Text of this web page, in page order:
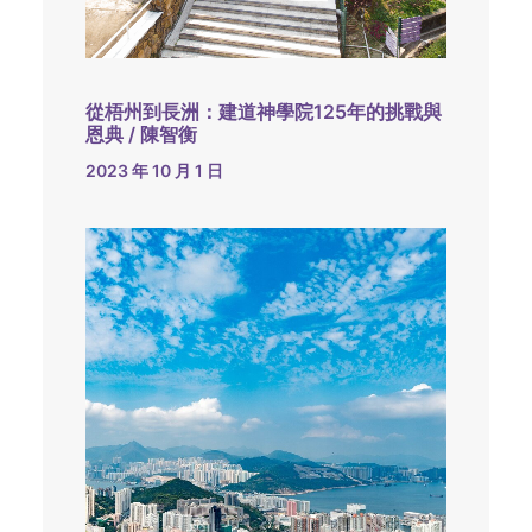
從梧州到長洲：建道神學院125年的挑戰與
恩典 / 陳智衡
2023 年 10 月 1 日